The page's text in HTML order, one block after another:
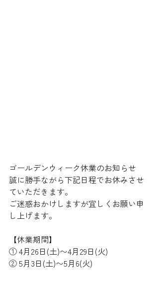
ゴールデンウィーク休業のお知らせ
誠に勝手ながら下記日程でお休みさせ
ていただきます。
ご迷惑おかけしますが宜しくお願い申
し上げます。
【休業期間】
① 4月26日(土)〜4月29日(火)
② 5月3日(土)〜5月6(火)